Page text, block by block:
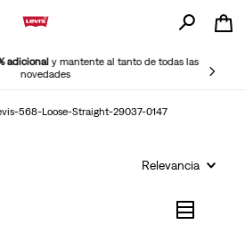
adicionaly mantente al tanto de todas las
novedades
568-Loose-Straight-29037-0147
Relevancia